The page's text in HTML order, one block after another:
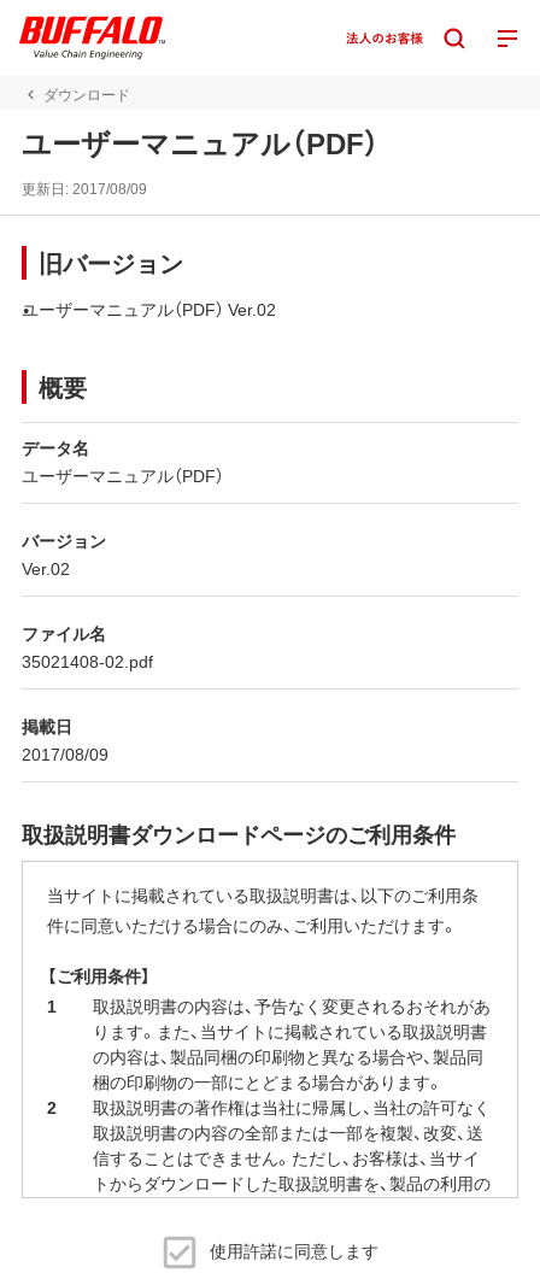
ダウンロード
ユーザーマニュアル（PDF）
更新日:2017/08/09
旧バージョン
ユーザーマニュアル（PDF） Ver.02
概要
データ名
ユーザーマニュアル（PDF）
バージョン
Ver.02
ファイル名
35021408-02.pdf
掲載日
2017/08/09
取扱説明書ダウンロードページのご利用条件
当サイトに掲載されている取扱説明書は、以下のご利用条
件に同意いただける場合にのみ、ご利用いただけます。
【ご利用条件】
取扱説明書の内容は、予告なく変更されるおそれがあ
ります。また、当サイトに掲載されている取扱説明書
の内容は、製品同梱の印刷物と異なる場合や、製品同
梱の印刷物の一部にとどまる場合があります。
取扱説明書の著作権は当社に帰属し、当社の許可なく
取扱説明書の内容の全部または一部を複製、改変、送
信することはできません。ただし、お客様は、当サイ
トからダウンロードした取扱説明書を、製品の利用の
当サイトでの取扱説明書の公開は、予告なく中止、変
更される場合があります。使用許諾に同意します